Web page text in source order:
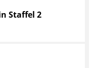
Staffel 2